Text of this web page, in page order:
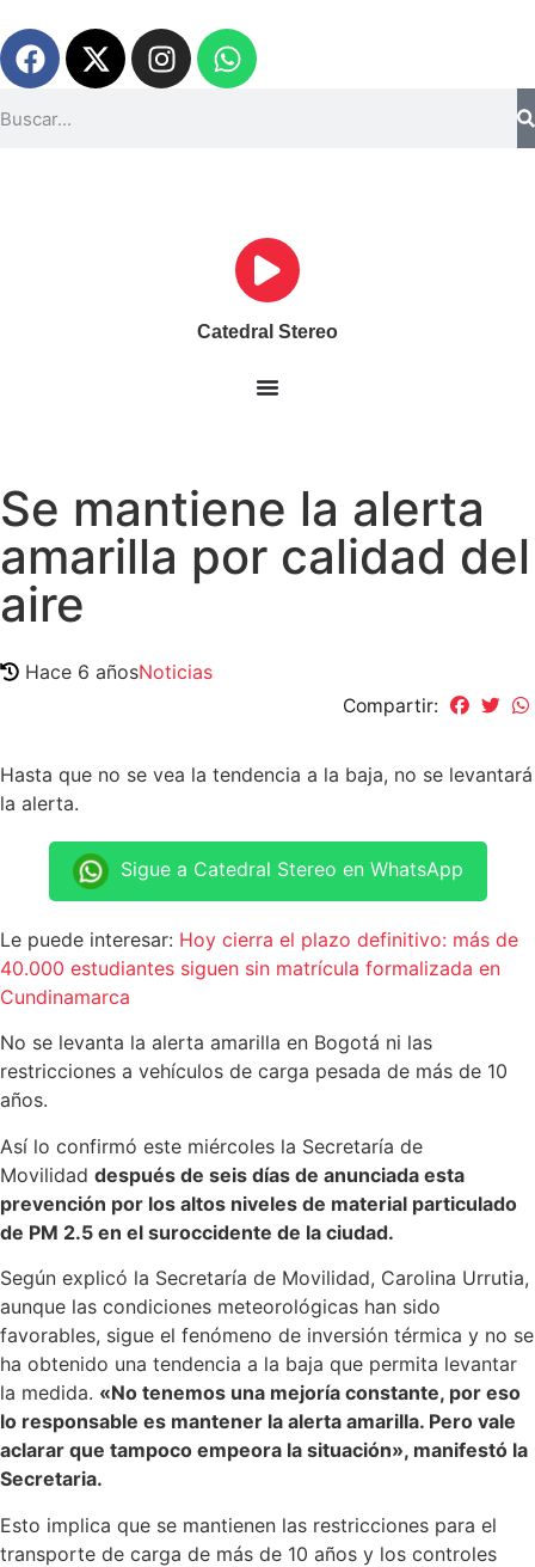
Catedral Stereo
Se mantiene la alerta
amarilla por calidad del
aire
Hace 6 añosNoticias
Compartir:
Hasta que no se vea la tendencia a la baja, no se levantará
la alerta.
Sigue a Catedral Stereo en WhatsApp
Le puede interesar: Hoy cierra el plazo definitivo: más de
40.000 estudiantes siguen sin matrícula formalizada en
Cundinamarca
No se levanta la alerta amarilla en Bogotá ni las
restricciones a vehículos de carga pesada de más de 10
años.
Así lo confirmó este miércoles la Secretaría de
Movilidad después de seis días de anunciada esta
prevención por los altos niveles de material particulado
de PM 2.5 en el suroccidente de la ciudad.
Según explicó la Secretaría de Movilidad, Carolina Urrutia,
aunque las condiciones meteorológicas han sido
favorables, sigue el fenómeno de inversión térmica y no se
ha obtenido una tendencia a la baja que permita levantar
la medida. «No tenemos una mejoría constante, por eso
lo responsable es mantener la alerta amarilla. Pero vale
aclarar que tampoco empeora la situación», manifestó la
Secretaria.
Esto implica que se mantienen las restricciones para el
transporte de carga de más de 10 años y los controles